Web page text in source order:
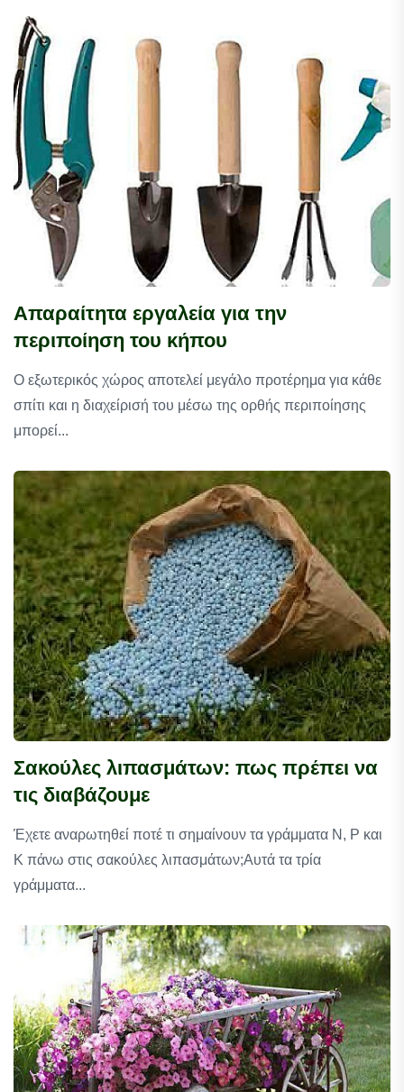
Απαραίτητα εργαλεία για την
περιποίηση του κήπου
O εξωτερικός χώρος αποτελεί μεγάλο προτέρημα για κάθε
σπίτι και η διαχείρισή του μέσω της ορθής περιποίησης
μπορεί...
Σακούλες λιπασμάτων: πως πρέπει να
τις διαβάζουμε
Έχετε αναρωτηθεί ποτέ τι σημαίνουν τα γράμματα Ν, Ρ και
Κ πάνω στις σακούλες λιπασμάτων;Αυτά τα τρία
γράμματα...